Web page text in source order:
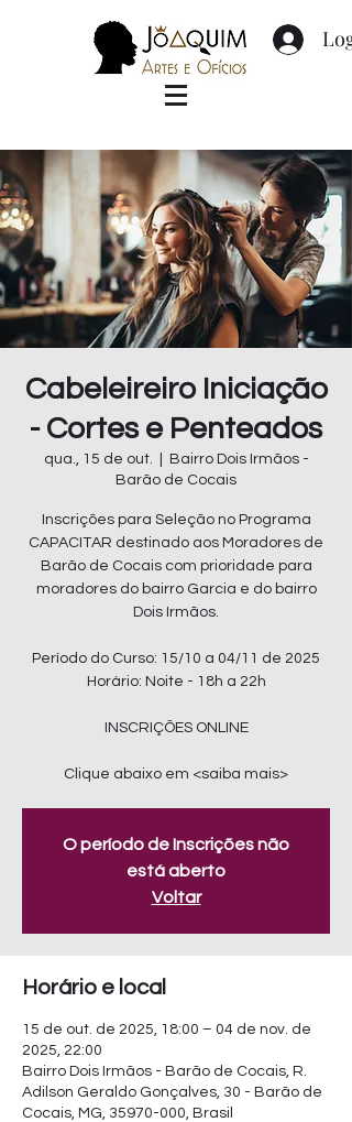
Cabeleireiro Iniciação
- Cortes e Penteados
qua., 15 de out.
Bairro Dois Irmãos -
Barão de Cocais
Inscrições para Seleção no Programa
CAPACITAR destinado aos Moradores de
Barão de Cocais com prioridade para
moradores do bairro Garcia e do bairro
Dois Irmãos.
Período do Curso: 15/10 a 04/11 de 2025
Horário: Noite - 18h a 22h
INSCRIÇÕES ONLINE
Clique abaixo em <saiba mais>
O período de Inscrições não
está aberto
Voltar
Horário e local
15 de out. de 2025, 18:00 – 04 de nov. de
2025, 22:00
Bairro Dois Irmãos - Barão de Cocais, R.
Adilson Geraldo Gonçalves, 30 - Barão de
Cocais, MG, 35970-000, Brasil